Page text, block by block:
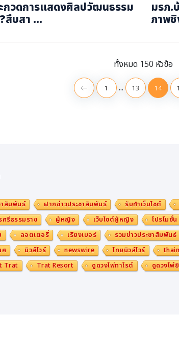
กวดการแสดงศิลปวัฒนธรรม
สืบสา ...
มรภ.
ภาพชิ
ทั้งหมด 150 หัวข้อ
1 ... 13 14
าสัมพันธ์ ฝากข่าวประชาสัมพันธ์ รับทำเว็บไซต์
ศรีธรรมราช
ผู้หญิง เว็บไซต์ผู้หญิง โปรโมชั่น
ลอตเตอรี่ เรียงเบอร์ รวมข่าวประชาสัมพันธ์
ศ
นิวส์ไวร์ newswire ไทยนิวส์ไวร์
Trat
Trat Resort ดูดวงไพ่ทาโรต์ ดูดวงไพ่